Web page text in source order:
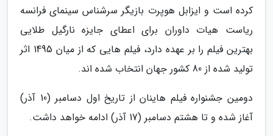
کرده است و ایزابل هوپرت بازیگر سرشناس سینمای فرانسه
ریاست هیات داوران برای اعطای جایزه نارگیل طلایی
بهترین فیلم را بر عهده دارد، فیلم هایی که از میان 1495 اثر
تولید شده از 80 کشور جهان انتخاب شده اند.
دومین جشنواره فیلم هاینان از تاریخ اول دسامبر (10 آذر)
آغاز شده و تا هشتم دسامبر (17 آذر) ادامه خواهد داشت.